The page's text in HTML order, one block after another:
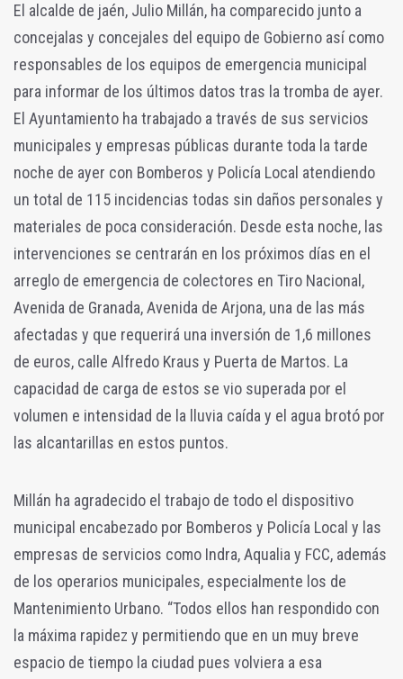
El alcalde de jaén, Julio Millán, ha comparecido junto a
concejalas y concejales del equipo de Gobierno así como
responsables de los equipos de emergencia municipal
para informar de los últimos datos tras la tromba de ayer.
El Ayuntamiento ha trabajado a través de sus servicios
municipales y empresas públicas durante toda la tarde
noche de ayer con Bomberos y Policía Local atendiendo
un total de 115 incidencias todas sin daños personales y
materiales de poca consideración. Desde esta noche, las
intervenciones se centrarán en los próximos días en el
arreglo de emergencia de colectores en Tiro Nacional,
Avenida de Granada, Avenida de Arjona, una de las más
afectadas y que requerirá una inversión de 1,6 millones
de euros, calle Alfredo Kraus y Puerta de Martos. La
capacidad de carga de estos se vio superada por el
volumen e intensidad de la lluvia caída y el agua brotó por
las alcantarillas en estos puntos.
Millán ha agradecido el trabajo de todo el dispositivo
municipal encabezado por Bomberos y Policía Local y las
empresas de servicios como Indra, Aqualia y FCC, además
de los operarios municipales, especialmente los de
Mantenimiento Urbano. “Todos ellos han respondido con
la máxima rapidez y permitiendo que en un muy breve
espacio de tiempo la ciudad pues volviera a esa